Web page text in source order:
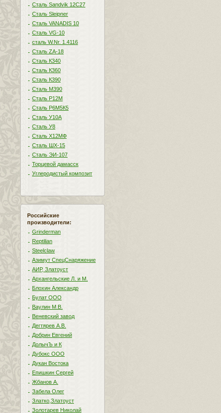
Сталь Sandvik 12C27
Сталь Sleipner
Сталь VANADIS 10
Сталь VG-10
сталь W.Nr. 1.4116
Сталь ZA-18
Сталь К340
Сталь К360
Сталь К390
Сталь М390
Сталь Р12М
Сталь Р6М5К5
Сталь У10А
Сталь У8
Сталь Х12МФ
Сталь ШХ-15
Сталь ЭИ-107
Торцевой дамасск
Углеродистый композит
Российские
производители:
Grinderman
Reptilian
Steelclaw
Азимут СпецСнаряжение
АИР, Златоуст
Архангельские Л. и М.
Блохин Александр
Булат ООО
Ваулин М.В.
Веневский завод
Дегтярев А.В.
Добрин Евгений
ДолычЪ и К
Дубокс ООО
Дукан Востока
Епишкин Сергей
Жбанов А.
Забела Олег
Златко,Златоуст
Золотарев Николай